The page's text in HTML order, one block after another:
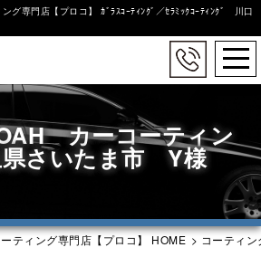
グ専門店【プロコ】 ｶﾞﾗｽｺｰﾃｨﾝｸﾞ／ｾﾗﾐｯｸｺｰﾃｨﾝｸﾞ 川口
カーコーティン
さいたま市 Y様
ティング専門店【プロコ】 HOME > コーティン